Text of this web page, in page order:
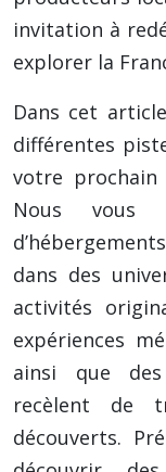
invitation à
explorer la
Dans cet
différentes
votre prochain
Nous vous
dans des
activités
expériences
ainsi que
recèlent de
découverts.